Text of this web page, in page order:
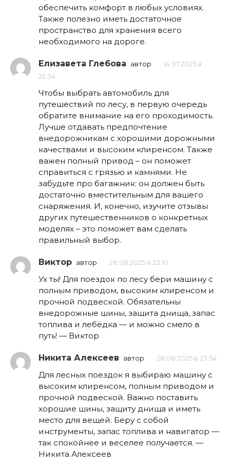
обеспечить комфорт в любых условиях.
Также полезно иметь достаточное
пространство для хранения всего
необходимого на дороге.
Елизавета Глебова автор
14.07.2025 в
22:34
Чтобы выбрать автомобиль для
путешествий по лесу, в первую очередь
обратите внимание на его проходимость.
Лучше отдавать предпочтение
внедорожникам с хорошими дорожными
качествами и высоким клиренсом. Также
важен полный привод – он поможет
справиться с грязью и камнями. Не
забудьте про багажник: он должен быть
достаточно вместительным для вашего
снаряжения. И, конечно, изучите отзывы
других путешественников о конкретных
моделях – это поможет вам сделать
правильный выбор.
Виктор автор 28.08.2025 в 23:10
Ух ты! Для поездок по лесу бери машину с
полным приводом, высоким клиренсом и
прочной подвеской. Обязательны
внедорожные шины, защита днища, запас
топлива и лебёдка — и можно смело в
путь! — Виктор
Никита Алексеев автор 28.08.2025 в 23:54
Для лесных поездок я выбираю машину с
высоким клиренсом, полным приводом и
прочной подвеской. Важно поставить
хорошие шины, защиту днища и иметь
место для вещей. Беру с собой
инструменты, запас топлива и навигатор —
так спокойнее и веселее получается. —
Никита Алексеев